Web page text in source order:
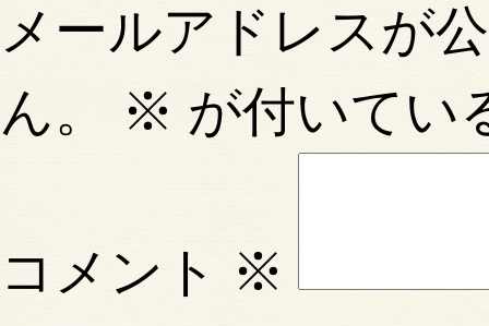
メールアドレスが
ん。
※ が付いてい
コメント ※